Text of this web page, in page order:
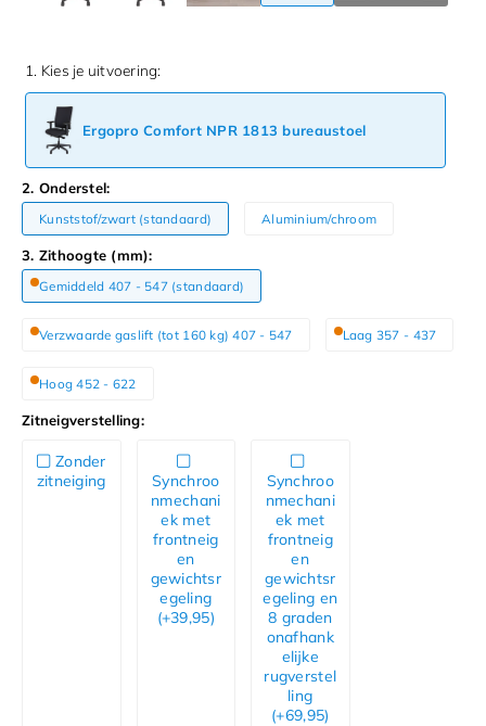
1. Kies je uitvoering:
Ergopro Comfort NPR 1813 bureaustoel
2. Onderstel:
Kunststof/zwart (standaard) Aluminium/chroom
3. Zithoogte (mm):
Gemiddeld 407 - 547 (standaard)
Verzwaarde gaslift (tot 160 kg) 407 - 547 Laag 357 - 437
Hoog 452 - 622
Zitneigverstelling:
Zonder
zitneiging
Synchroo
nmechani
ek met
frontneig
en
gewichtsr
egeling
(+39,95)
Synchroo
nmechani
ek met
frontneig
en
gewichtsr
egeling en
8 graden
onafhank
elijke
rugverstel
ling
(+69,95)